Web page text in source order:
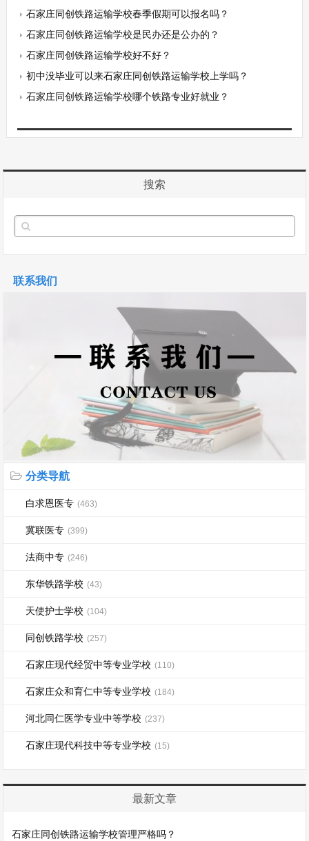
石家庄同创铁路运输学校春季假期可以报名吗？
石家庄同创铁路运输学校是民办还是公办的？
石家庄同创铁路运输学校好不好？
初中没毕业可以来石家庄同创铁路运输学校上学吗？
石家庄同创铁路运输学校哪个铁路专业好就业？
搜索
联系我们
分类导航
白求恩医专 (463)
冀联医专 (399)
法商中专 (246)
东华铁路学校 (43)
天使护士学校 (104)
同创铁路学校 (257)
石家庄现代经贸中等专业学校 (110)
石家庄众和育仁中等专业学校 (184)
河北同仁医学专业中等学校 (237)
石家庄现代科技中等专业学校 (15)
最新文章
石家庄同创铁路运输学校管理严格吗？